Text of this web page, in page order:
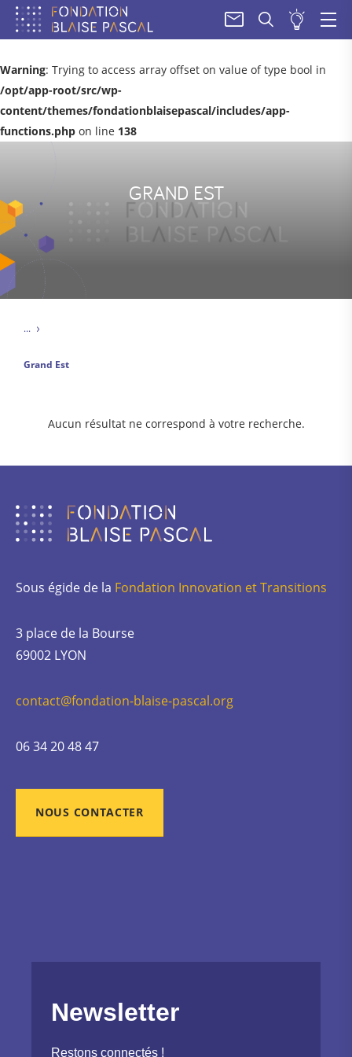
UN
Warning: Trying to access array offset on value of type bool in
/opt/app-root/src/wp-
content/themes/fondationblaisepascal/includes/app-
functions.php on line 138
GRAND EST
Grand Est
Aucun résultat ne correspond à votre recherche.
Sous égide de la Fondation Innovation et Transitions
3 place de la Bourse
69002 LYON
contact@fondation-blaise-pascal.org
06 34 20 48 47
NOUS CONTACTER